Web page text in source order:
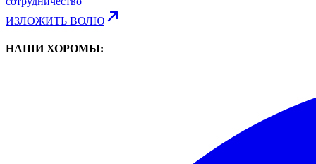
ИЗЛОЖИТЬ ВОЛЮ
НАШИ ХОРОМЫ: